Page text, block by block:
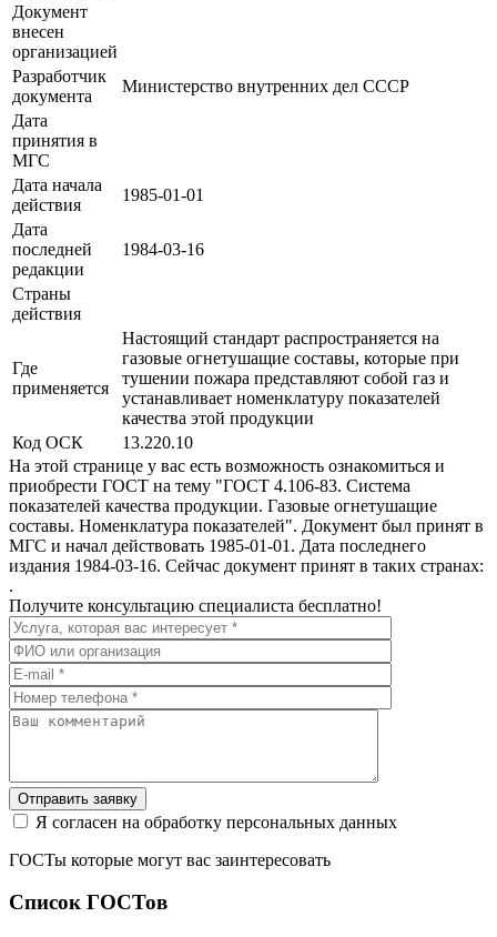
Документ
внесен
организацией
Разработчик
документа
Министерство внутренних дел СССР
Дата
принятия в
МГС
Дата начала
действия
1985-01-01
Дата
последней
редакции
1984-03-16
Страны
действия
Где
применяется
Настоящий стандарт распространяется на
газовые огнетушащие составы, которые при
тушении пожара представляют собой газ и
устанавливает номенклатуру показателей
качества этой продукции
Код ОСК
13.220.10
На этой странице у вас есть возможность ознакомиться и
приобрести ГОСТ на тему "ГОСТ 4.106-83. Система
показателей качества продукции. Газовые огнетушащие
составы. Номенклатура показателей". Документ был принят в
МГС и начал действовать 1985-01-01. Дата последнего
издания 1984-03-16. Сейчас документ принят в таких странах:
.
Получите консультацию специалиста бесплатно!
Отправить заявку
Я согласен на обработку персональных данных
ГОСТы которые могут вас заинтересовать
Список ГОСТов